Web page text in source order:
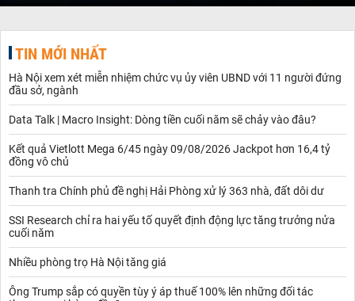
TIN MỚI NHẤT
Hà Nội xem xét miễn nhiệm chức vụ ủy viên UBND với 11 người đứng
đầu sở, ngành
Data Talk | Macro Insight: Dòng tiền cuối năm sẽ chảy vào đâu?
Kết quả Vietlott Mega 6/45 ngày 09/08/2026 Jackpot hơn 16,4 tỷ
đồng vô chủ
Thanh tra Chính phủ đề nghị Hải Phòng xử lý 363 nhà, đất dôi dư
SSI Research chỉ ra hai yếu tố quyết định động lực tăng trưởng nửa
cuối năm
Nhiều phòng trọ Hà Nội tăng giá
Ông Trump sắp có quyền tùy ý áp thuế 100% lên những đối tác